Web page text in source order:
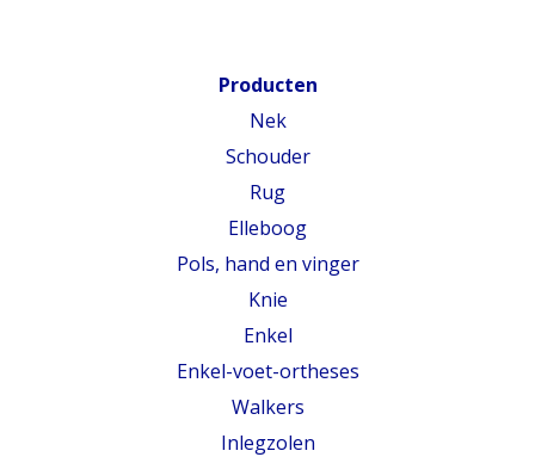
Producten
Nek
Schouder
Rug
Elleboog
Pols, hand en vinger
Knie
Enkel
Enkel-voet-ortheses
Walkers
Inlegzolen